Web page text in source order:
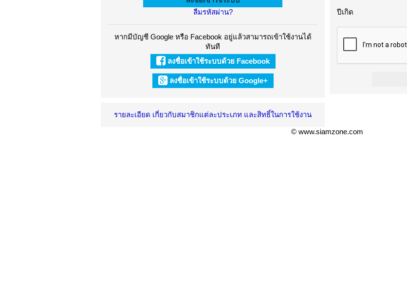
ลืมรหัสผ่าน?
หากมีบัญชี Google หรือ Facebook อยู่แล้วสามารถเข้าใช้งานได้
ทันที
ลงชื่อเข้าใช้ระบบด้วย Facebook
ลงชื่อเข้าใช้ระบบด้วย Google+
รายละเอียด เกี่ยวกับสมาชิกแต่ละประเภท และสิทธิ์ในการใช้งาน
ปีเกิด
© www.siamzone.com